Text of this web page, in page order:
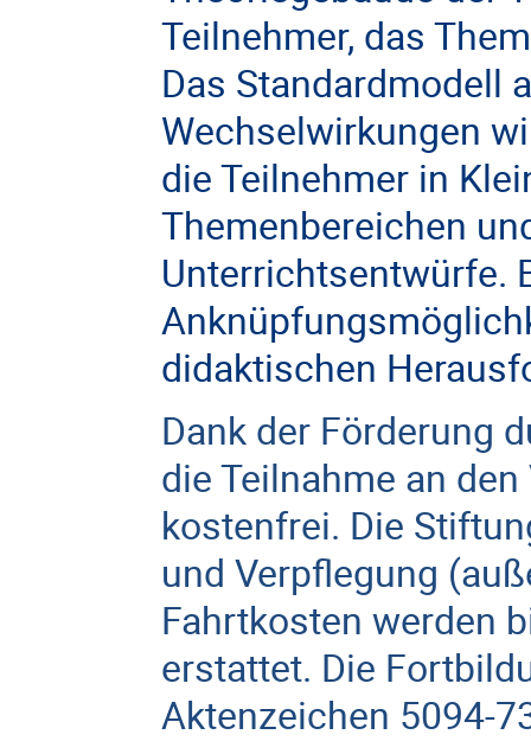
Teilnehmer, das
Das Standardmodell
Wechselwirkungen
die Teilnehmer in
Themenbereichen
Unterrichtsentwürfe.
didaktischen
Dank der Förderung
die Teilnahme an
kostenfrei. Die
und Verpflegung
Fahrtkosten werden
erstattet. Die
Aktenzeichen 5094-